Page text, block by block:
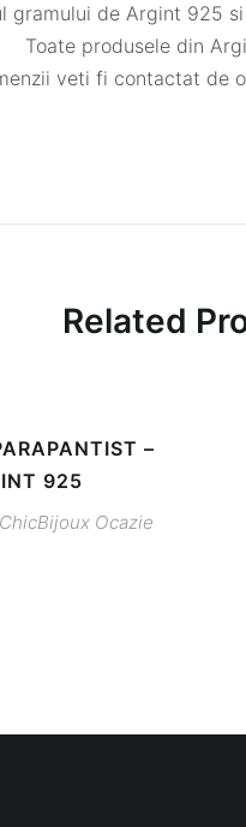
gramului de Argint 925
produsele din
veti fi contactat
Related
–
925
ChicBijoux Ocazie